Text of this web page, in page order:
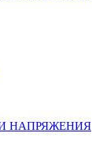
НАПРЯЖЕНИЯ